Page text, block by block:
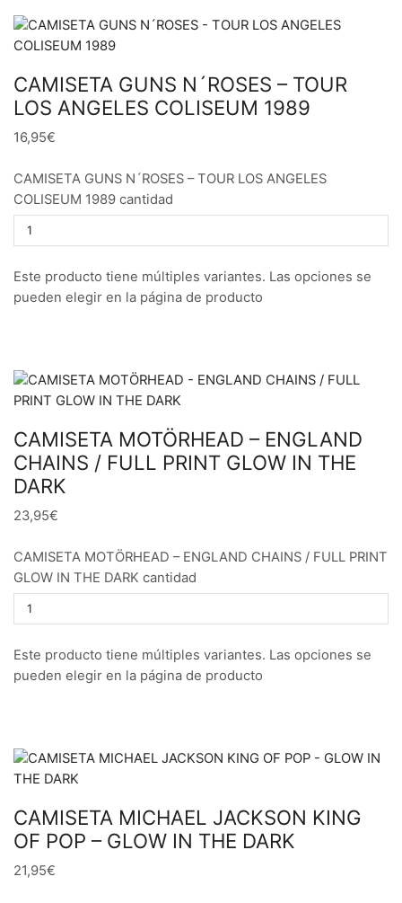
CAMISETA GUNS N´ROSES – TOUR
LOS ANGELES COLISEUM 1989
16,95€
CAMISETA GUNS N´ROSES – TOUR LOS ANGELES
COLISEUM 1989 cantidad
Este producto tiene múltiples variantes. Las opciones se
pueden elegir en la página de producto
CAMISETA MOTÖRHEAD – ENGLAND
CHAINS / FULL PRINT GLOW IN THE
DARK
23,95€
CAMISETA MOTÖRHEAD – ENGLAND CHAINS / FULL PRINT
GLOW IN THE DARK cantidad
Este producto tiene múltiples variantes. Las opciones se
pueden elegir en la página de producto
CAMISETA MICHAEL JACKSON KING
OF POP – GLOW IN THE DARK
21,95€